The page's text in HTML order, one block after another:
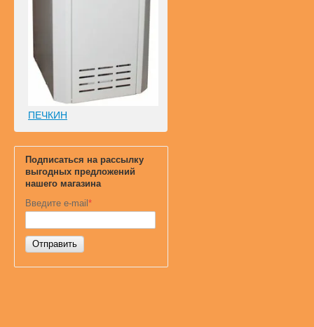
ПЕЧКИН
Подписаться на рассылку
выгодных предложений
нашего магазина
Введите e-mail *
Отправить